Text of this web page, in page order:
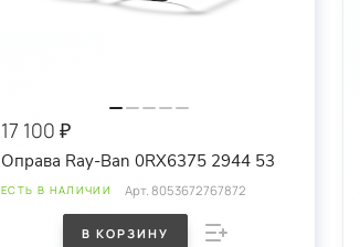
17 100 ₽
Оправа Ray-Ban 0RX6375 2944 53
ЕСТЬ В НАЛИЧИИ Арт.8053672767872
В КОРЗИНУ